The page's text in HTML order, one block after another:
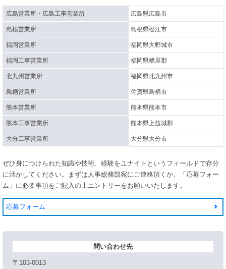
広島営業所・広島工事営業所 広島県広島市
島根営業所 島根県松江市
福岡営業所 福岡県大野城市
福岡工事営業所 福岡県糟屋郡
北九州営業所 福岡県北九州市
鳥栖営業所 佐賀県鳥栖市
熊本営業所 熊本県熊本市
熊本工事営業所 熊本県上益城郡
大分工事営業所 大分県大分市
ぜひ身につけられた知識や技術、経験をユナイトというフィールドで存分
に活かしてください。まずは人事総務部宛にご連絡頂くか、「応募フォー
ム」に必要事項をご記入の上エントリーをお願いいたします。
応募フォーム
問い合わせ先
〒103-0013